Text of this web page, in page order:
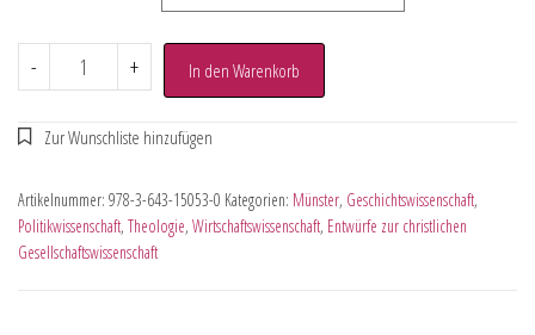
- + In den Warenkorb
Artikelnummer: 978-3-643-15053-0 Kategorien: Münster, Geschichtswissenschaft,
Politikwissenschaft, Theologie, Wirtschaftswissenschaft, Entwürfe zur christlichen
Gesellschaftswissenschaft